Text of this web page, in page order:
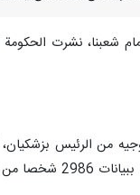
نشرت الحكومة
الأخيرة.